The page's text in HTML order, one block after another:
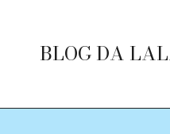
BLOG DA